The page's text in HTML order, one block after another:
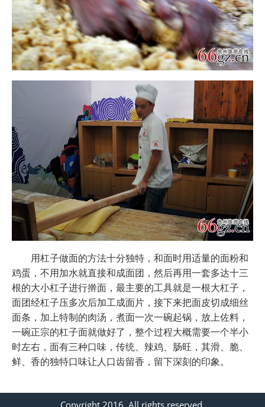
用杠子做面的方法十分独特，和面时用适量的面粉和
鸡蛋，不用加水就直接和成面团，然后再用一套多达十三
根的大小杠子进行擀面，最主要的工具就是一根大杠子，
面团经杠子压多次后加工成面片，接下来把面皮切成细丝
面条，加上特制的肉汤，煮面一次一碗起锅，放上佐料，
一碗正宗的杠子面就做好了，整个过程大概需要一个半小
时左右，面有三种口味，传统、辣鸡、肠旺，其滑、脆、
鲜、香的独特口味让人口齿留香，留下深刻的印象。